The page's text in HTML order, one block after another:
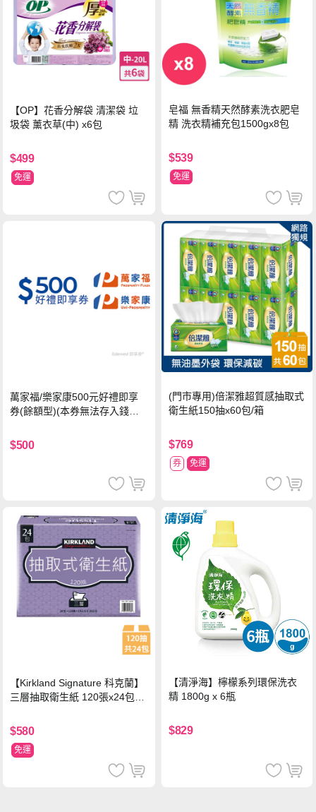
【OP】花香分解袋 清潔袋 垃
圾袋 薰衣草(中) x6包
$499
免運
皂福 無香精天然酵素洗衣肥皂
精 洗衣精補充包1500gx8包
$539
免運
萬家福/樂家康500元好禮即享
券(餘額型)(本券無法存入錢包
$500
(門市專用)倍潔雅超質感抽取式
衛生紙150抽x60包/箱
$769
券 免運
【Kirkland Signature 科克蘭】
三層抽取衛生紙 120張x24包x1
$580
免運
【清淨海】檸檬系列環保洗衣
精 1800g x 6瓶
$829